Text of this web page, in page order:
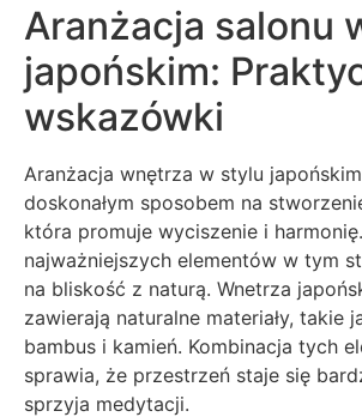
Aranżacja salonu
japońskim:
wskazówki
Aranżacja wnętrza w stylu
doskonałym sposobem na
która promuje wyciszenie i
najważniejszych elementów w tym
na bliskość z naturą. Wnetrza
zawierają naturalne materiały, takie
bambus i kamień. Kombinacja tych
sprawia, że przestrzeń staje się
sprzyja medytacji.